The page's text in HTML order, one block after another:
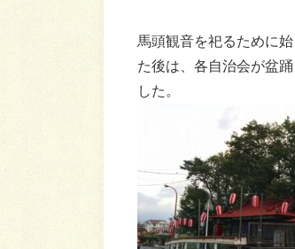
馬頭観音を祀るために
た後は、各自治会が盆
した。